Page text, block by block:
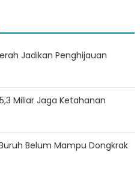
Jadikan Penghijauan
Miliar Jaga Ketahanan
Belum Mampu Dongkrak